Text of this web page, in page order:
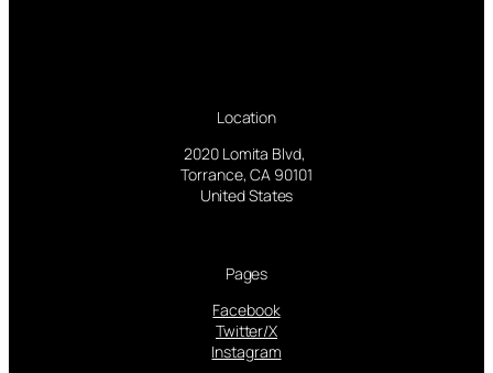
Location
2020 Lomita Blvd,
Torrance, CA 90101
United States
Pages
Facebook
Twitter/X
Instagram